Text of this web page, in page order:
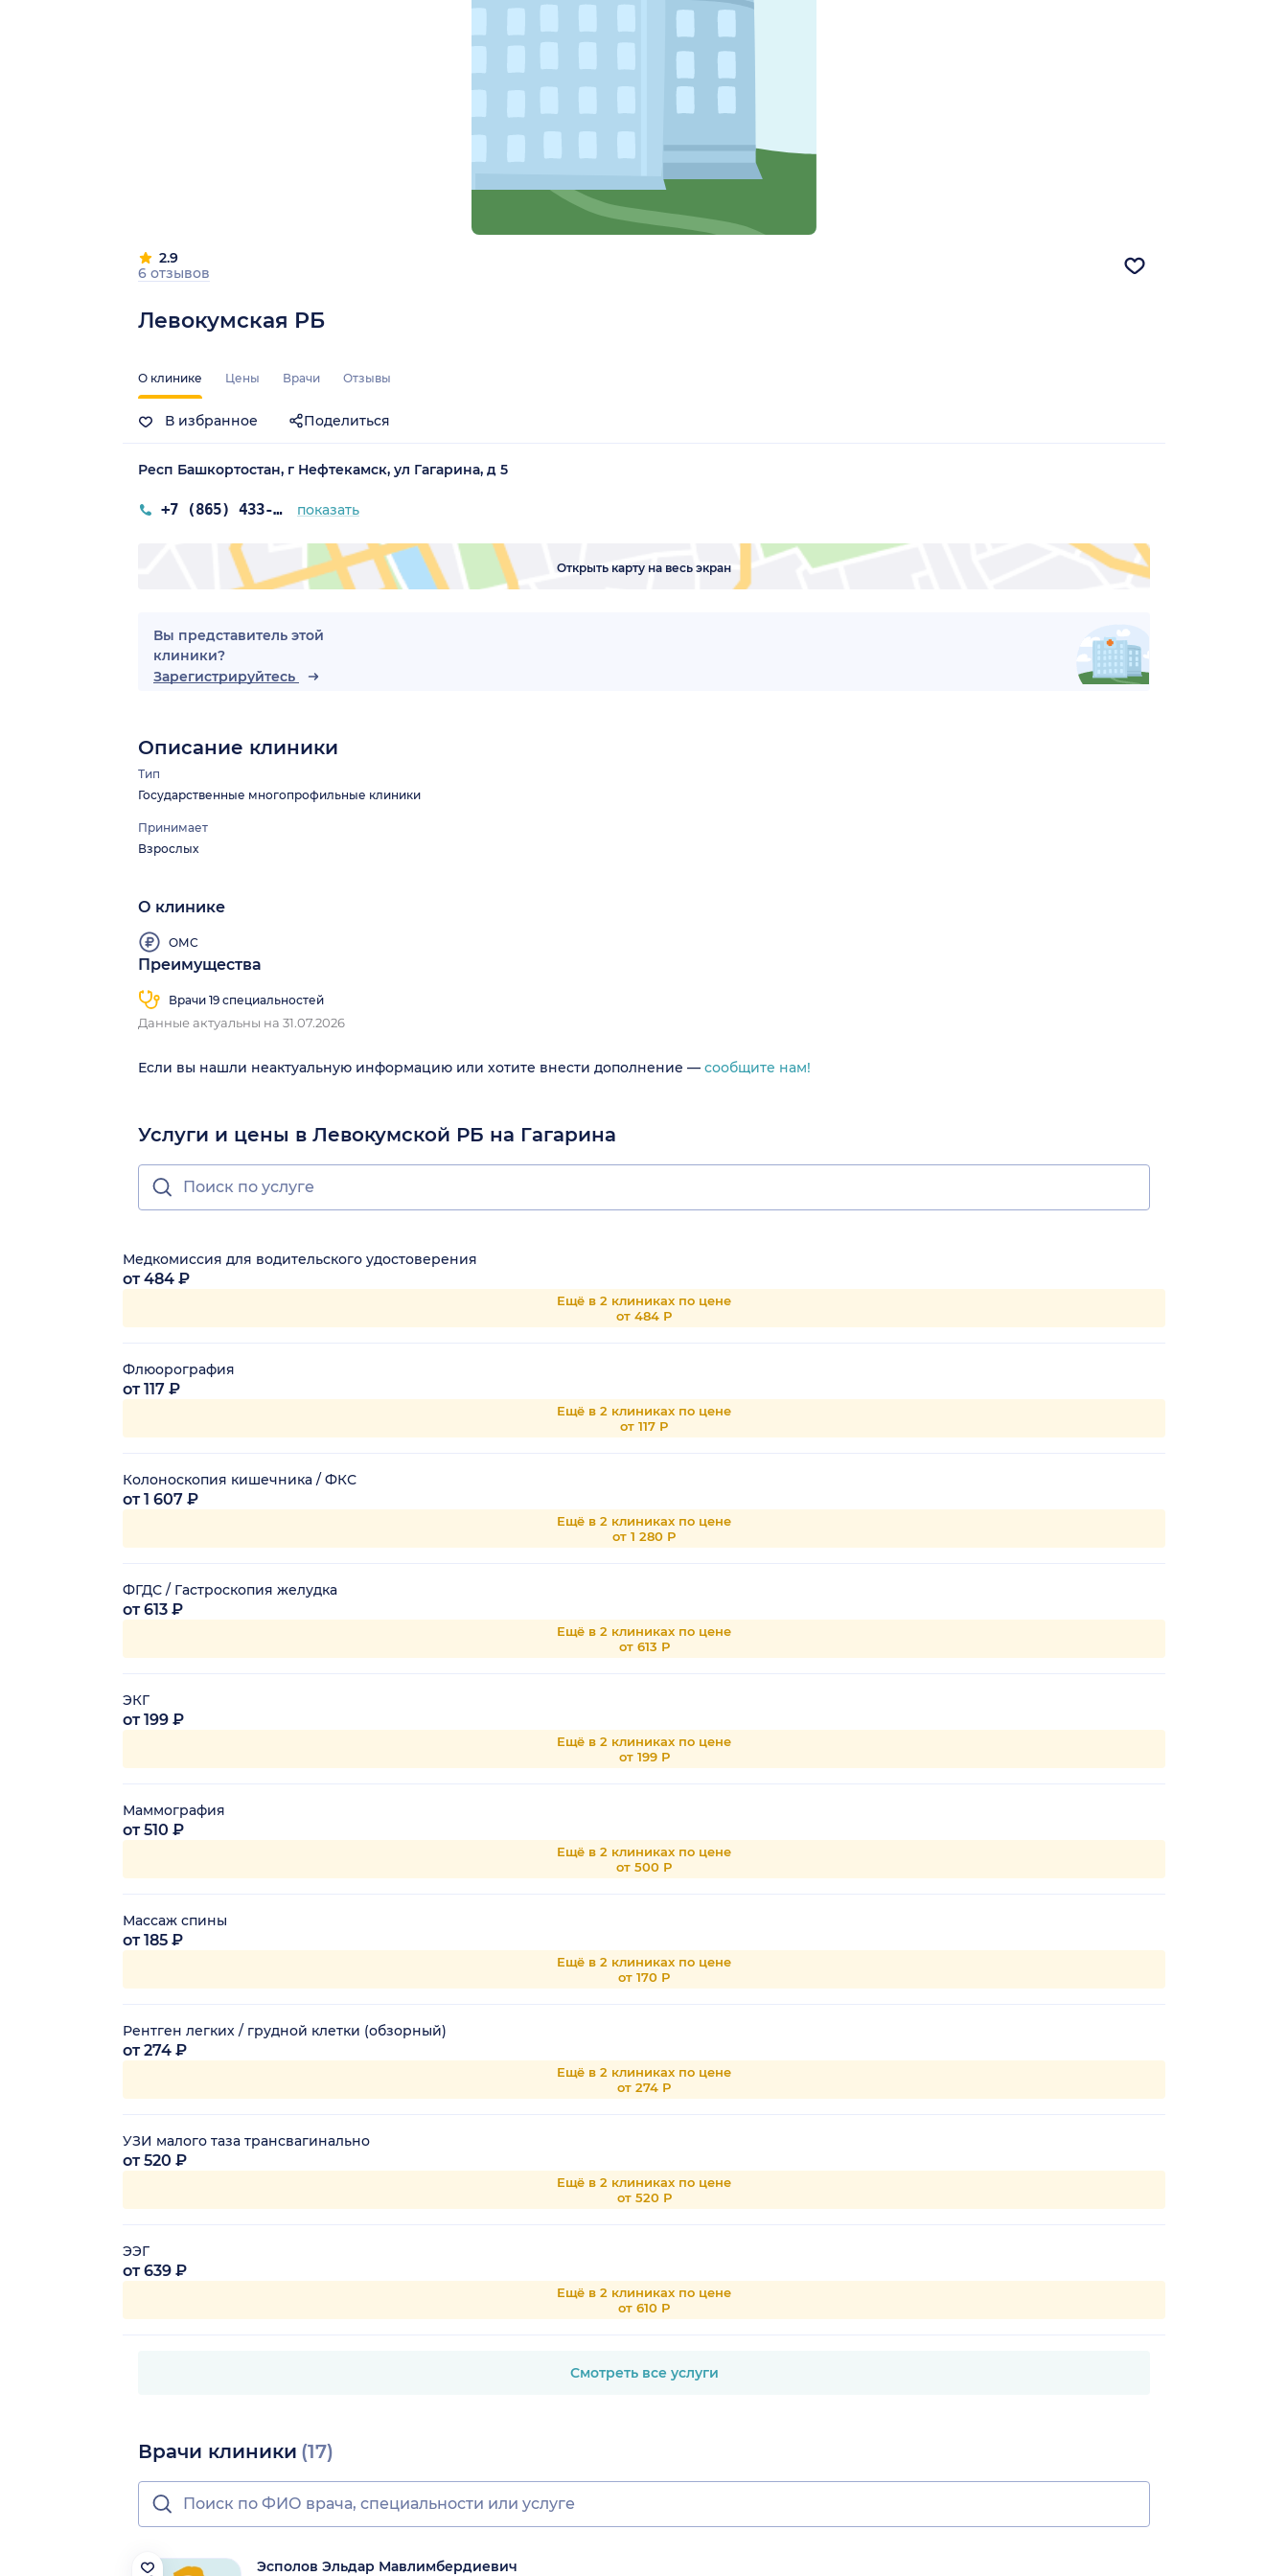
Левокумская РБ
2.9
6 отзывов
О клинике Цены Врачи Отзывы
В избранное Поделиться
Респ Башкортостан, г Нефтекамск, ул Гагарина, д 5
+7 (865) 433-20-03 показать
Открыть карту на весь экран
Вы представитель этой
клиники?
Зарегистрируйтесь
Описание клиники
Тип
Государственные многопрофильные клиники
Принимает
Взрослых
О клинике
ОМС
Преимущества
Врачи 19 специальностей
Данные актуальны на 31.07.2026
Если вы нашли неактуальную информацию или хотите внести дополнение — сообщите нам!
Услуги и цены в Левокумской РБ на Гагарина
Медкомиссия для водительского удостоверения
от 484 ₽
Ещё в 2 клиниках по цене
от 484 Р
Флюорография
от 117 ₽
Ещё в 2 клиниках по цене
от 117 Р
Колоноскопия кишечника / ФКС
от 1 607 ₽
Ещё в 2 клиниках по цене
от 1 280 Р
ФГДС / Гастроскопия желудка
от 613 ₽
Ещё в 2 клиниках по цене
от 613 Р
ЭКГ
от 199 ₽
Ещё в 2 клиниках по цене
от 199 Р
Маммография
от 510 ₽
Ещё в 2 клиниках по цене
от 500 Р
Массаж спины
от 185 ₽
Ещё в 2 клиниках по цене
от 170 Р
Рентген легких / грудной клетки (обзорный)
от 274 ₽
Ещё в 2 клиниках по цене
от 274 Р
УЗИ малого таза трансвагинально
от 520 ₽
Ещё в 2 клиниках по цене
от 520 Р
ЭЭГ
от 639 ₽
Ещё в 2 клиниках по цене
от 610 Р
Смотреть все услуги
Врачи клиники (17)
Эсполов Эльдар Мавлимбердиевич